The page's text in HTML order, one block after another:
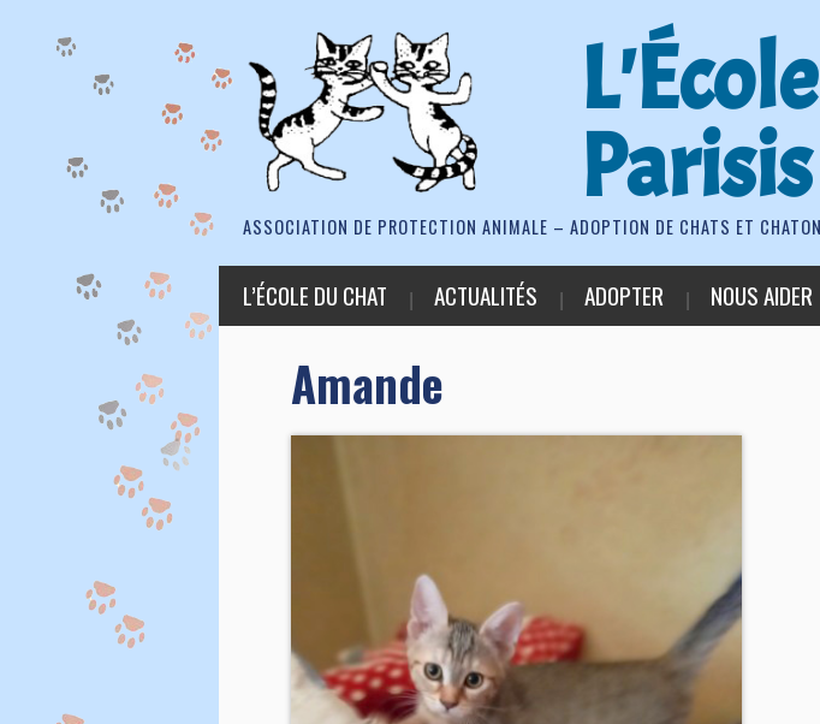
Parisis
ASSOCIATION DE PROTECTION ANIMALE – ADOPTION DE CHATS ET
L’ÉCOLE DU CHAT ACTUALITÉS ADOPTER NOUS AIDER
Amande